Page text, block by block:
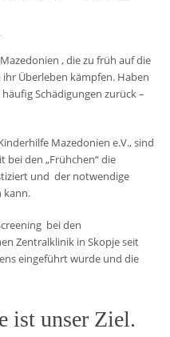
, die zu früh auf die
Überleben kämpfen. Haben
Schädigungen zurück –
Mazedonien e.V., sind
den „Frühchen“ die
und der notwendige
kann.
bei den
Zentralklinik in Skopje seit
eingeführt wurde und die
ist unser Ziel.